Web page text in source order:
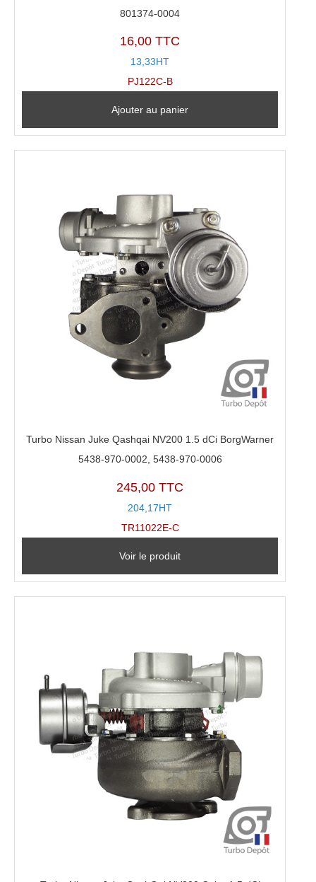
801374-0004
16,00 TTC
13,33HT
PJ122C-B
Ajouter au panier
Turbo Nissan Juke Qashqai NV200 1.5 dCi BorgWarner
5438-970-0002, 5438-970-0006
245,00 TTC
204,17HT
TR11022E-C
Voir le produit